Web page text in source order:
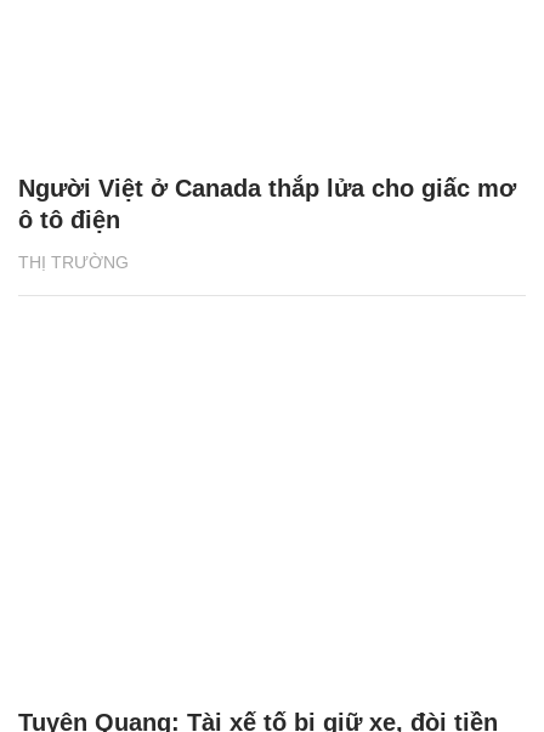
THỊ TRƯỜNG
Người Việt ở Canada thắp lửa cho giấc mơ
ô tô điện
Tuyên Quang: Tài xế tố bị giữ xe, đòi tiền